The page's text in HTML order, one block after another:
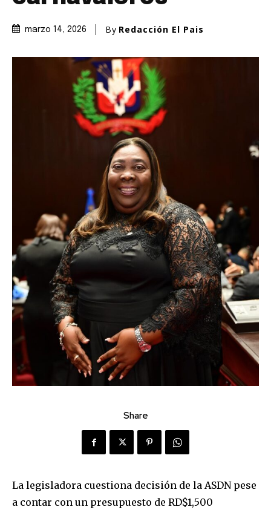
marzo 14, 2026 By Redacción El Pais
Share
La legisladora cuestiona decisión de la ASDN pese
a contar con un presupuesto de RD$1,500